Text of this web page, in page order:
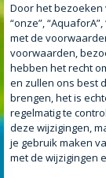
Door het bezoeken
“onze”,
met de
voorwaarden,
hebben het recht
en zullen ons best
brengen, het is
regelmatig te
deze wijzigingen,
je gebruik maken
met de wijzigingen